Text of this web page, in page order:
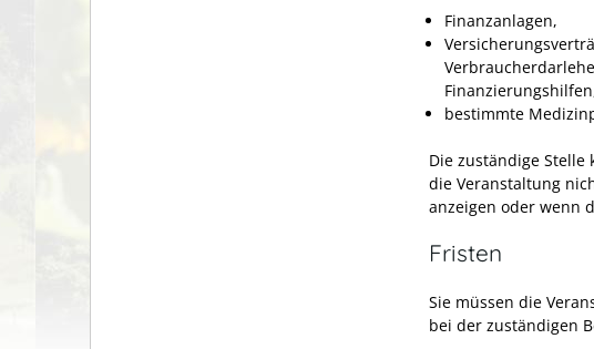
Finanzanlagen,
bestimmte
Die zuständige Stelle
die Veranstaltung
anzeigen oder wenn
Fristen
Sie müssen die
bei der zuständigen